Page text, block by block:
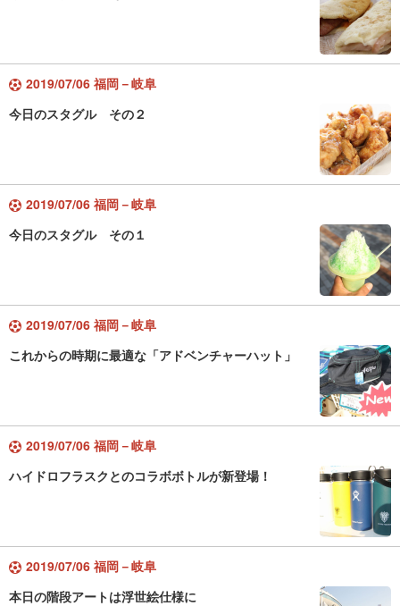
2019/07/06 福岡－岐阜
今日のスタグル その２
2019/07/06 福岡－岐阜
今日のスタグル その１
2019/07/06 福岡－岐阜
これからの時期に最適な「アドベンチャーハット」
2019/07/06 福岡－岐阜
ハイドロフラスクとのコラボボトルが新登場！
2019/07/06 福岡－岐阜
本日の階段アートは浮世絵仕様に